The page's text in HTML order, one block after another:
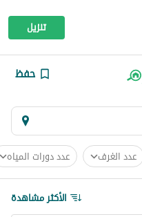
تنزيل
حفظ
عدد الغرف عدد دورات المياه
الأكثر مشاهدة